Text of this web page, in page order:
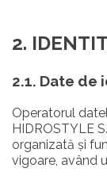
2.
2.1. Date de
Operatorul
HIDROSTYLE
organizată și
vigoare, având